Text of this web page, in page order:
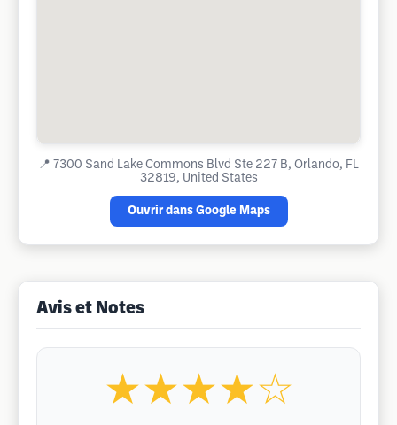
📍 7300 Sand Lake Commons Blvd Ste 227 B, Orlando, FL
32819, United States
Ouvrir dans Google Maps
Avis et Notes
★★★★☆